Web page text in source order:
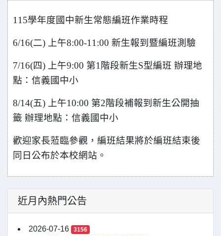
115學年度國中新生常態編班作業時程
6/16(二) 上午8:00-11:00 新生報到暨編班測驗
7/16(四) 上午9:00 第1階段新生S型編班 辦理地
點：信義國中小
8/14(五) 上午10:00 第2階段補報到新生公開抽
籤 辦理地點：信義國中小
歡迎家長蒞臨參觀，編班結果將於編班結束後
同日公布於本校網站。
近月內熱門公告
2026-07-16 3156